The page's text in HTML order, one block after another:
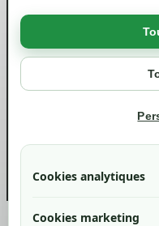
Cookies analytiques
Cookies marketing
Politique de
Votre compte
info@green-tech-